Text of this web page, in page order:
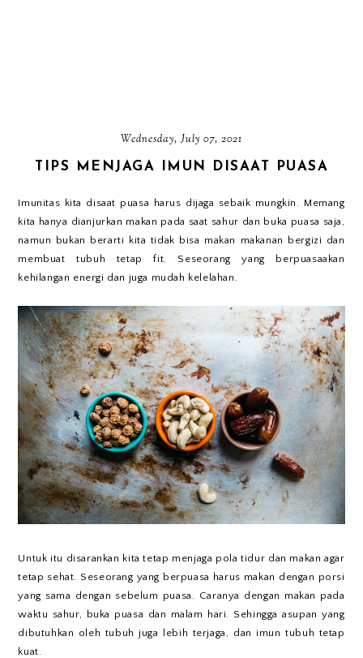
Wednesday, July 07, 2021
TIPS MENJAGA IMUN DISAAT PUASA
Imunitas kita disaat puasa harus dijaga sebaik mungkin. Memang
kita hanya dianjurkan makan pada saat sahur dan buka puasa saja,
namun bukan berarti kita tidak bisa makan makanan bergizi dan
membuat tubuh tetap fit. Seseorang yang berpuasaakan
kehilangan energi dan juga mudah kelelahan.
Untuk itu disarankan kita tetap menjaga pola tidur dan makan agar
tetap sehat. Seseorang yang berpuasa harus makan dengan porsi
yang sama dengan sebelum puasa. Caranya dengan makan pada
waktu sahur, buka puasa dan malam hari. Sehingga asupan yang
dibutuhkan oleh tubuh juga lebih terjaga, dan imun tubuh tetap
kuat.